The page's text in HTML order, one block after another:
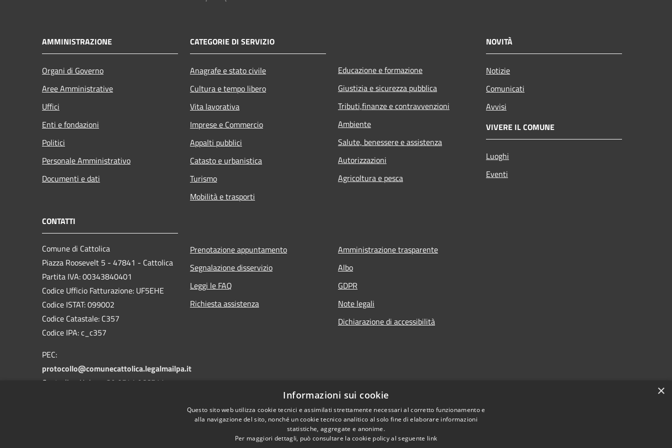
AMMINISTRAZIONE
Organi di Governo
Aree Amministrative
Uffici
Enti e fondazioni
Politici
Personale Amministrativo
Documenti e dati
CATEGORIE DI SERVIZIO
Anagrafe e stato civile
Cultura e tempo libero
Vita lavorativa
Imprese e Commercio
Appalti pubblici
Catasto e urbanistica
Turismo
Mobilità e trasporti
Educazione e formazione
Giustizia e sicurezza pubblica
Tributi,finanze e contravvenzioni
Ambiente
Salute, benessere e assistenza
Autorizzazioni
Agricoltura e pesca
NOVITÀ
Notizie
Comunicati
Avvisi
VIVERE IL COMUNE
Luoghi
Eventi
CONTATTI
Comune di Cattolica
Piazza Roosevelt 5 - 47841 - Cattolica
Partita IVA: 00343840401
Codice Ufficio Fatturazione: UF5EHE
Codice ISTAT: 099002
Codice Catastale: C357
Codice IPA: c_c357
PEC:
protocollo@comunecattolica.legalmailpa.it
Centralino Unico: +39 0541 966511
Prenotazione appuntamento
Segnalazione disservizio
Leggi le FAQ
Richiesta assistenza
Amministrazione trasparente
Albo
GDPR
Note legali
Dichiarazione di accessibilità
×
Informazioni sui cookie
Questo sito web utilizza cookie tecnici e assimilati strettamente necessari al corretto funzionamento e
alla navigazione del sito, nonché un cookie tecnico analitico al solo fine di elaborare informazioni
statistiche, aggregate e anonime.
Per maggiori dettagli, può consultare la cookie policy al seguente link